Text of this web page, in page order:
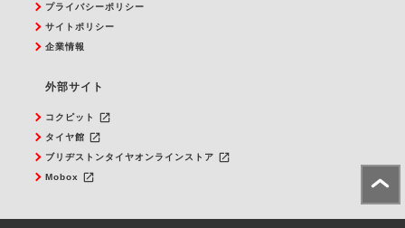
プライバシーポリシー
サイトポリシー
企業情報
外部サイト
コクピット launch
タイヤ館 launch
ブリヂストンタイヤオンラインストア launch
Mobox launch